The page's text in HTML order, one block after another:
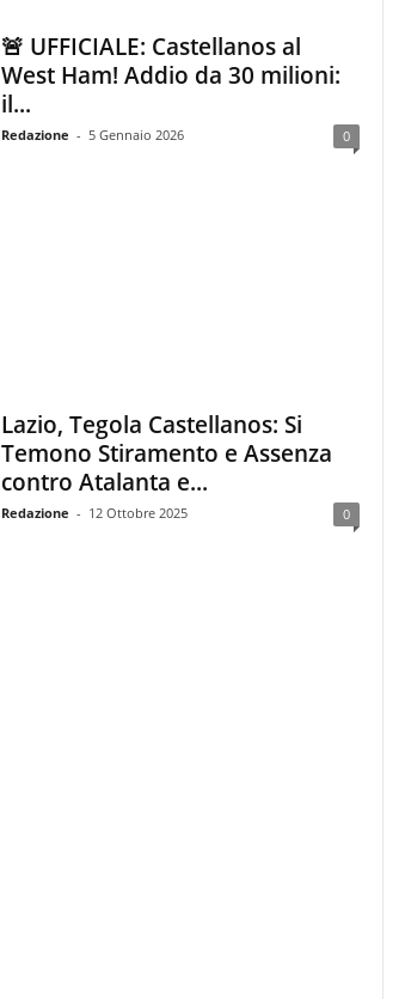
🚨 UFFICIALE: Castellanos al
West Ham! Addio da 30 milioni:
il...
Redazione - 5 Gennaio 2026 0
Lazio, Tegola Castellanos: Si
Temono Stiramento e Assenza
contro Atalanta e...
Redazione - 12 Ottobre 2025 0